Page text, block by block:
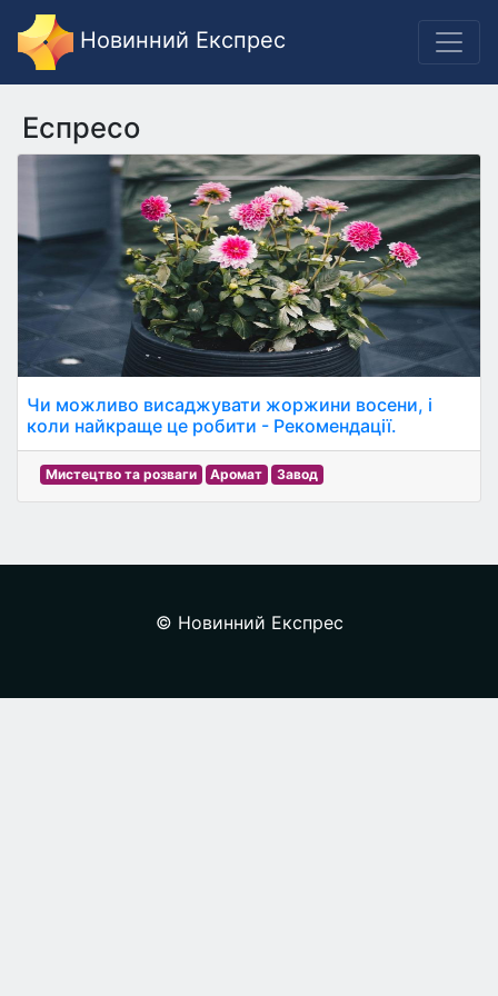
Новинний Експрес
Еспресо
Чи можливо висаджувати жоржини восени, і
коли найкраще це робити - Рекомендації.
Мистецтво та розваги Аромат Завод
© Новинний Експрес